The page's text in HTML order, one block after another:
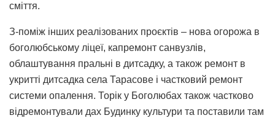
сміття.
З-поміж інших реалізованих проєктів – нова огорожа в
боголюбському ліцеї, капремонт санвузлів,
облаштування пральні в дитсадку, а також ремонт в
укритті дитсадка села Тарасове і частковий ремонт
системи опалення. Торік у Боголюбах також частково
відремонтували дах Будинку культури та поставили там